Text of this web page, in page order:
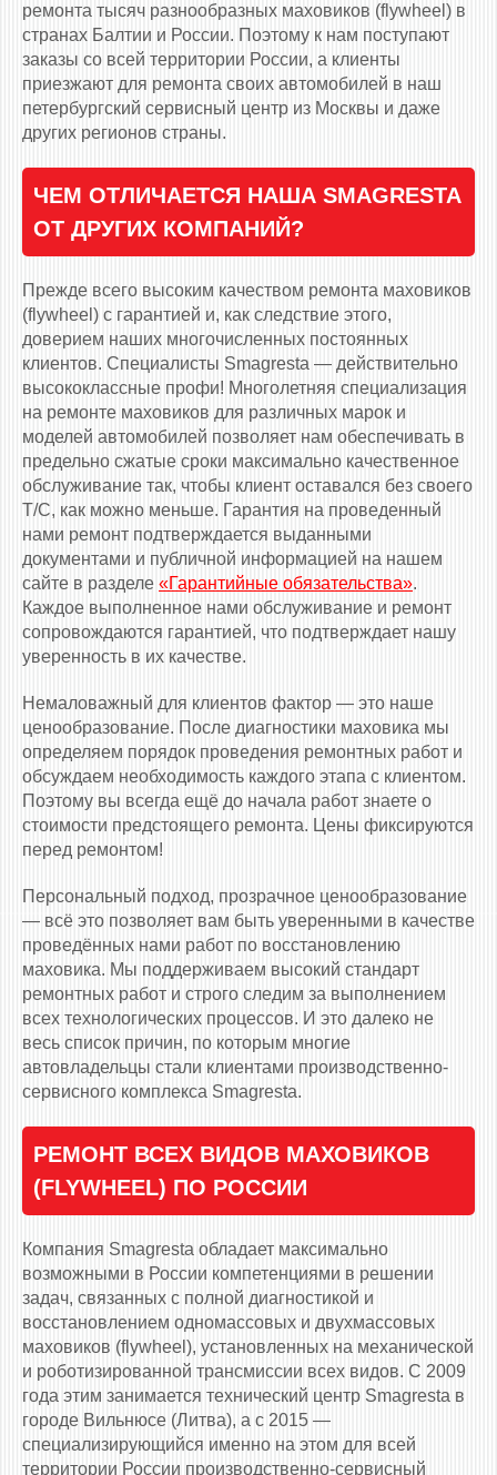
ремонта тысяч разнообразных маховиков (flywheel) в
странах Балтии и России. Поэтому к нам поступают
заказы со всей территории России, а клиенты
приезжают для ремонта своих автомобилей в наш
петербургский сервисный центр из Москвы и даже
других регионов страны.
ЧЕМ ОТЛИЧАЕТСЯ НАША SMAGRESTA
ОТ ДРУГИХ КОМПАНИЙ?
Прежде всего высоким качеством ремонта маховиков
(flywheel) с гарантией и, как следствие этого,
доверием наших многочисленных постоянных
клиентов. Специалисты Smagresta — действительно
высококлассные профи! Многолетняя специализация
на ремонте маховиков для различных марок и
моделей автомобилей позволяет нам обеспечивать в
предельно сжатые сроки максимально качественное
обслуживание так, чтобы клиент оставался без своего
Т/С, как можно меньше. Гарантия на проведенный
нами ремонт подтверждается выданными
документами и публичной информацией на нашем
сайте в разделе «Гарантийные обязательства».
Каждое выполненное нами обслуживание и ремонт
сопровождаются гарантией, что подтверждает нашу
уверенность в их качестве.
Немаловажный для клиентов фактор — это наше
ценообразование. После диагностики маховика мы
определяем порядок проведения ремонтных работ и
обсуждаем необходимость каждого этапа с клиентом.
Поэтому вы всегда ещё до начала работ знаете о
стоимости предстоящего ремонта. Цены фиксируются
перед ремонтом!
Персональный подход, прозрачное ценообразование
— всё это позволяет вам быть уверенными в качестве
проведённых нами работ по восстановлению
маховика. Мы поддерживаем высокий стандарт
ремонтных работ и строго следим за выполнением
всех технологических процессов. И это далеко не
весь список причин, по которым многие
автовладельцы стали клиентами производственно-
сервисного комплекса Smagresta.
РЕМОНТ ВСЕХ ВИДОВ МАХОВИКОВ
(FLYWHEEL) ПО РОССИИ
Компания Smagresta обладает максимально
возможными в России компетенциями в решении
задач, связанных с полной диагностикой и
восстановлением одномассовых и двухмассовых
маховиков (flywheel), установленных на механической
и роботизированной трансмиссии всех видов. С 2009
года этим занимается технический центр Smagresta в
городе Вильнюсе (Литва), а с 2015 —
специализирующийся именно на этом для всей
территории России производственно-сервисный